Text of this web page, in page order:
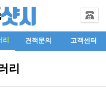
견적문의 고객센터
리